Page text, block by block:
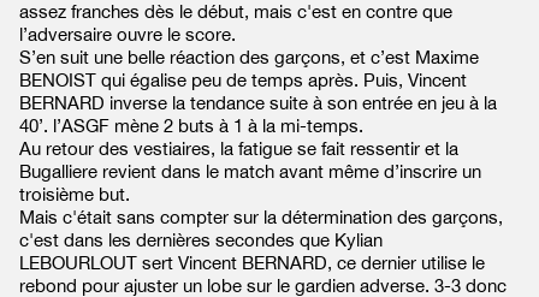
assez franches dès le début, mais c'est en contre que
l’adversaire ouvre le score.
S’en suit une belle réaction des garçons, et c’est Maxime
BENOIST qui égalise peu de temps après. Puis, Vincent
BERNARD inverse la tendance suite à son entrée en jeu à la
40’. l’ASGF mène 2 buts à 1 à la mi-temps.
Au retour des vestiaires, la fatigue se fait ressentir et la
Bugalliere revient dans le match avant même d’inscrire un
troisième but.
Mais c'était sans compter sur la détermination des garçons,
c'est dans les dernières secondes que Kylian
LEBOURLOUT sert Vincent BERNARD, ce dernier utilise le
rebond pour ajuster un lobe sur le gardien adverse. 3-3 donc